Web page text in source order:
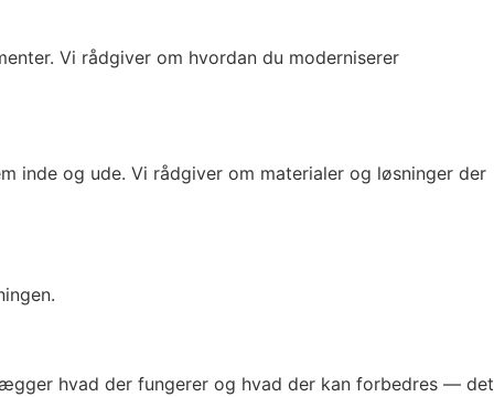
Vi rådgiver om hvordan du moderniserer
inde og ude. Vi rådgiver om materialer og løsninger der
hvad der fungerer og hvad der kan forbedres — det